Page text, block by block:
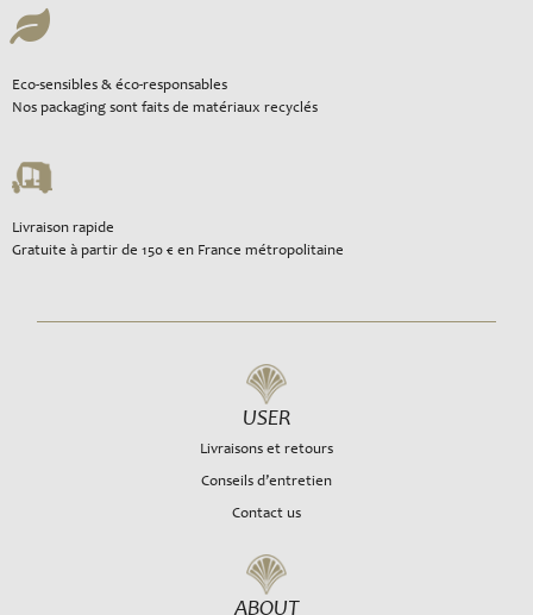
Eco-sensibles & éco-responsables
Nos packaging sont faits de matériaux recyclés
Livraison rapide
Gratuite à partir de 150 € en France métropolitaine
USER
Livraisons et retours
Conseils d’entretien
Contact us
ABOUT